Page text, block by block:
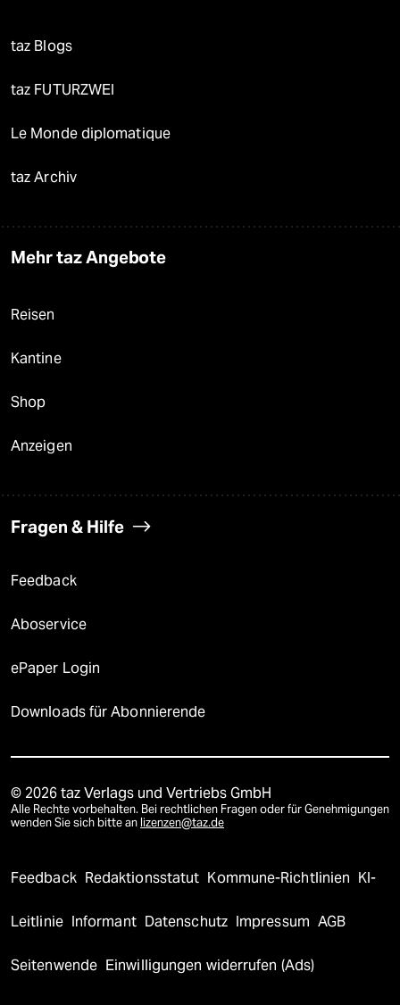
taz Blogs
taz FUTURZWEI
Le Monde diplomatique
taz Archiv
Mehr taz Angebote
Reisen
Kantine
Shop
Anzeigen
Fragen & Hilfe
Feedback
Aboservice
ePaper Login
Downloads für Abonnierende
© 2026 taz Verlags und Vertriebs GmbH
Alle Rechte vorbehalten. Bei rechtlichen Fragen oder für Genehmigungen
wenden Sie sich bitte an lizenzen@taz.de
Feedback Redaktionsstatut Kommune-Richtlinien KI-
Leitlinie Informant Datenschutz Impressum AGB
Seitenwende Einwilligungen widerrufen (Ads)